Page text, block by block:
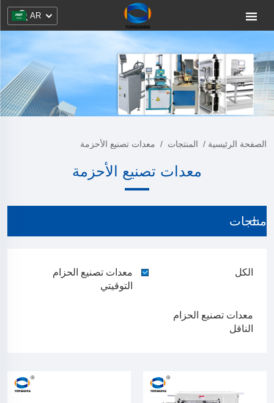
AR
الصفحة الرئيسية / المنتجات / معدات تصنيع الأحزمة
معدات تصنيع الأحزمة
منتجات
الكل
معدات تصنيع الحزام
التوقيتي
معدات تصنيع الحزام
الناقل